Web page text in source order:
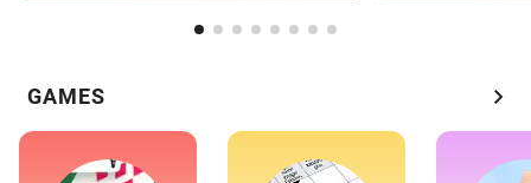
GAMES chevron_right